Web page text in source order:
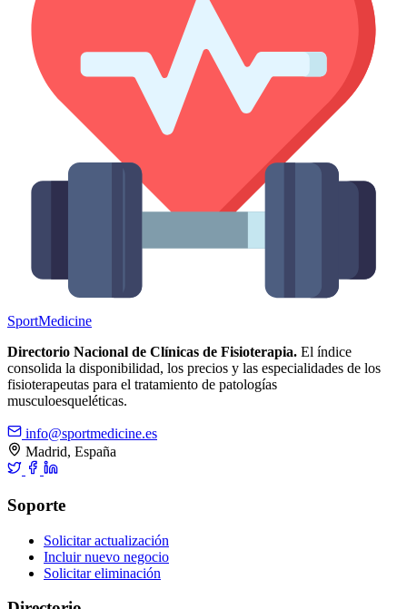
SportMedicine
Directorio Nacional de Clínicas de Fisioterapia. El índice
consolida la disponibilidad, los precios y las especialidades de los
fisioterapeutas para el tratamiento de patologías
musculoesqueléticas.
info@sportmedicine.es
Madrid, España
Soporte
Solicitar actualización
Incluir nuevo negocio
Solicitar eliminación